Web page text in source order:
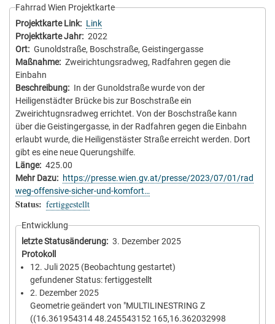
Fahrrad Wien Projektkarte
Projektkarte Link
Link
Projektkarte Jahr
2022
Ort
Gunoldstraße, Boschstraße, Geistingergasse
Maßnahme
Zweirichtungsradweg, Radfahren gegen die
Einbahn
Beschreibung
In der Gunoldstraße wurde von der
Heiligenstädter Brücke bis zur Boschstraße ein
Zweirichtugnsradweg errichtet. Von der Boschstraße kann
über die Geistingergasse, in der Radfahren gegen die Einbahn
erlaubt wurde, die Heiligenstäster Straße erreicht werden. Dort
gibt es eine neue Querungshilfe.
Länge
425.00
Mehr Dazu
https://presse.wien.gv.at/presse/2023/07/01/rad
weg-offensive-sicher-und-komfort…
Status fertiggestellt
Entwicklung
letzte Statusänderung
3. Dezember 2025
Protokoll
12. Juli 2025 (Beobachtung gestartet)
gefundener Status: fertiggestellt
2. Dezember 2025
Geometrie geändert von "MULTILINESTRING Z
((16.361954314 48.245543152 165,16.362032998